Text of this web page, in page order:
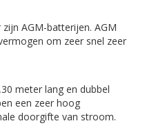
zijn AGM-batterijen. AGM
om zeer snel zeer
meter lang en dubbel
een zeer hoog
doorgifte van stroom.